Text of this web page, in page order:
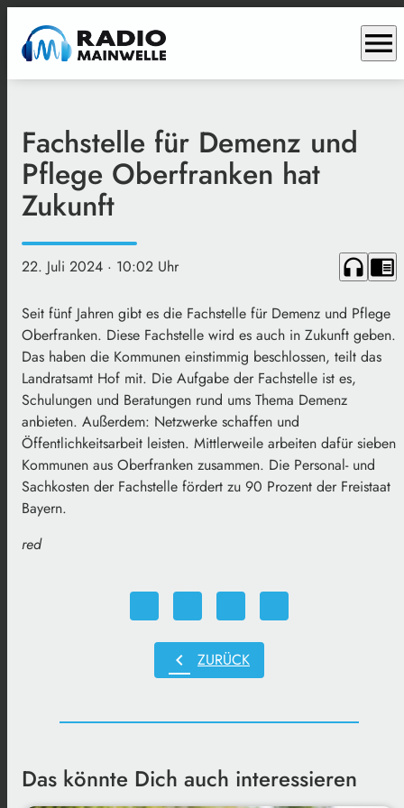
menu
Fachstelle für Demenz und
Pflege Oberfranken hat
Zukunft
22. Juli 2024 · 10:02 Uhr headphones chrome_reader_mode
Seit fünf Jahren gibt es die Fachstelle für Demenz und Pflege
Oberfranken. Diese Fachstelle wird es auch in Zukunft geben.
Das haben die Kommunen einstimmig beschlossen, teilt das
Landratsamt Hof mit. Die Aufgabe der Fachstelle ist es,
Schulungen und Beratungen rund ums Thema Demenz
anbieten. Außerdem: Netzwerke schaffen und
Öffentlichkeitsarbeit leisten. Mittlerweile arbeiten dafür sieben
Kommunen aus Oberfranken zusammen. Die Personal- und
Sachkosten der Fachstelle fördert zu 90 Prozent der Freistaat
Bayern.
red
chevron_left ZURÜCK
Das könnte Dich auch interessieren